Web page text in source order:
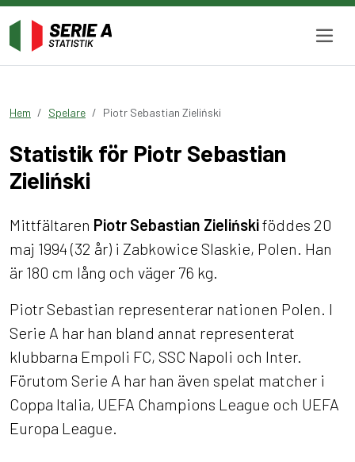
Hem Spelare Piotr Sebastian Zieliński
Statistik för Piotr Sebastian
Zieliński
Mittfältaren Piotr Sebastian Zielińskiföddes 20
maj 1994 (32 år) i Zabkowice Slaskie, Polen. Han
är 180 cm lång och väger 76 kg.
Piotr Sebastian representerar nationen Polen. I
Serie A har han bland annat representerat
klubbarna Empoli FC, SSC Napoli och Inter.
Förutom Serie A har han även spelat matcher i
Coppa Italia, UEFA Champions League och UEFA
Europa League.